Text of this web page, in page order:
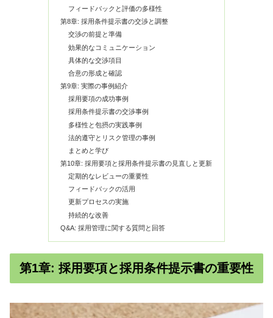
フィードバックと評価の多様性
第8章: 採用条件提示書の交渉と調整
交渉の前提と準備
効果的なコミュニケーション
具体的な交渉項目
合意の形成と確認
第9章: 実際の事例紹介
採用要項の成功事例
採用条件提示書の交渉事例
多様性と包摂の実践事例
法的遵守とリスク管理の事例
まとめと学び
第10章: 採用要項と採用条件提示書の見直しと更新
定期的なレビューの重要性
フィードバックの活用
更新プロセスの実施
持続的な改善
Q&A: 採用管理に関する質問と回答
第1章: 採用要項と採用条件提示書の重要性